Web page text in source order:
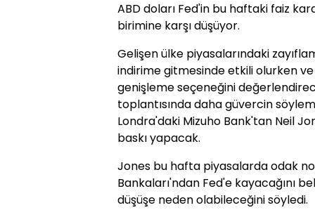
ABD doları Fed'in bu haftaki faiz
birimine karşı düşüyor.
Gelişen ülke piyasalarındaki
indirime gitmesinde etkili olurken
genişleme seçeneğini
toplantısında daha güvercin
Londra'daki Mizuho Bank'tan Neil
baskı yapacak.
Jones bu hafta piyasalarda odak
Bankaları'ndan Fed'e kayacağını
düşüşe neden olabileceğini söyledi.